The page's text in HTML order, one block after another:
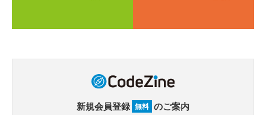
新規会員登録 無料 のご案内